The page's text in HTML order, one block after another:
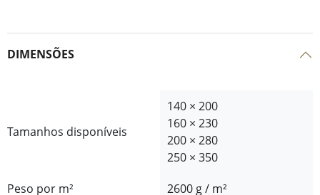
DIMENSÕES
Tamanhos disponíveis
140 × 200
160 × 230
200 × 280
250 × 350
Peso por m²
2600 g / m²